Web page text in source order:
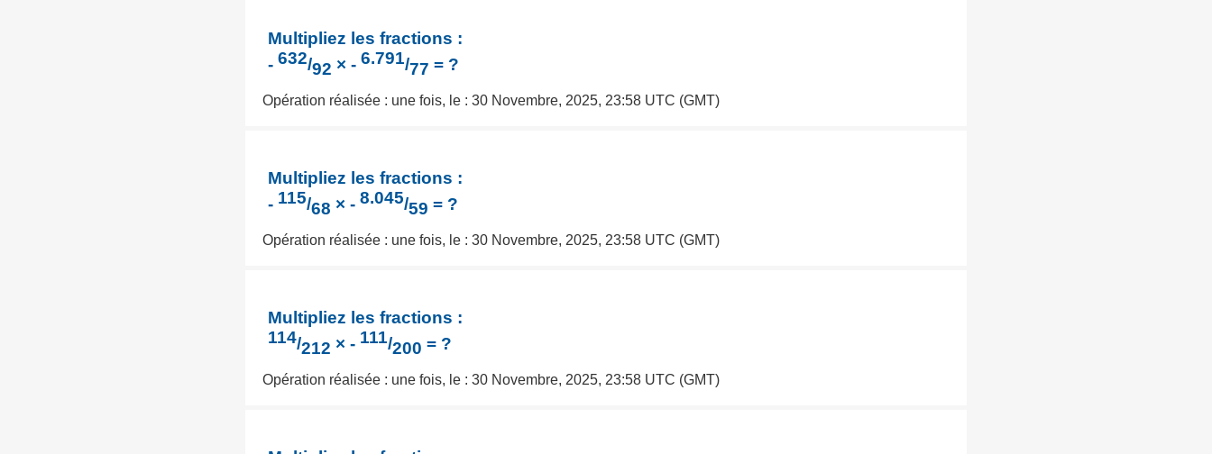
Multipliez les fractions :
-632/92 × -6.791/77 = ?
Opération réalisée : une fois, le : 30 Novembre, 2025, 23:58 UTC (GMT)
Multipliez les fractions :
- 115/68 × -8.045/59 = ?
Opération réalisée : une fois, le : 30 Novembre, 2025, 23:58 UTC (GMT)
Multipliez les fractions :
114/212 × - 111/200 = ?
Opération réalisée : une fois, le : 30 Novembre, 2025, 23:58 UTC (GMT)